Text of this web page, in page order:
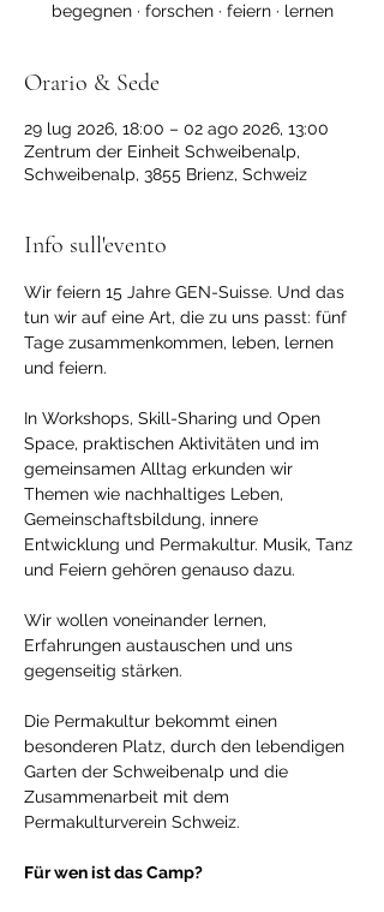
begegnen · forschen · feiern · lernen
Orario & Sede
29 lug 2026, 18:00 – 02 ago 2026, 13:00
Zentrum der Einheit Schweibenalp,
Schweibenalp, 3855 Brienz, Schweiz
Info sull'evento
Wir feiern 15 Jahre GEN-Suisse. Und das
tun wir auf eine Art, die zu uns passt: fünf
Tage zusammenkommen, leben, lernen
und feiern.
In Workshops, Skill-Sharing und Open
Space, praktischen Aktivitäten und im
gemeinsamen Alltag erkunden wir
Themen wie nachhaltiges Leben,
Gemeinschaftsbildung, innere
Entwicklung und Permakultur. Musik, Tanz
und Feiern gehören genauso dazu.
Wir wollen voneinander lernen,
Erfahrungen austauschen und uns
gegenseitig stärken.
Die Permakultur bekommt einen
besonderen Platz, durch den lebendigen
Garten der Schweibenalp und die
Zusammenarbeit mit dem
Permakulturverein Schweiz.
Für wen ist das Camp?